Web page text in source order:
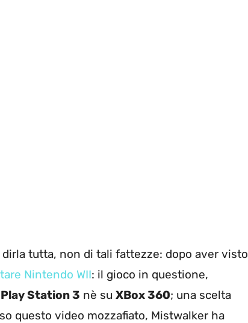
tutta, non di tali fattezze: dopo aver visto
Nintendo WII: il gioco in questione,
Play Station 3 nè su XBox 360; una scelta
questo video mozzafiato, Mistwalker ha